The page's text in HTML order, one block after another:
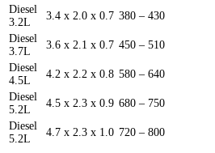
Diesel
3.2L
3.4 x 2.0 x 0.7 380 – 430
Diesel
3.7L
3.6 x 2.1 x 0.7 450 – 510
Diesel
4.5L
4.2 x 2.2 x 0.8 580 – 640
Diesel
5.2L
4.5 x 2.3 x 0.9 680 – 750
Diesel
5.2L
4.7 x 2.3 x 1.0 720 – 800